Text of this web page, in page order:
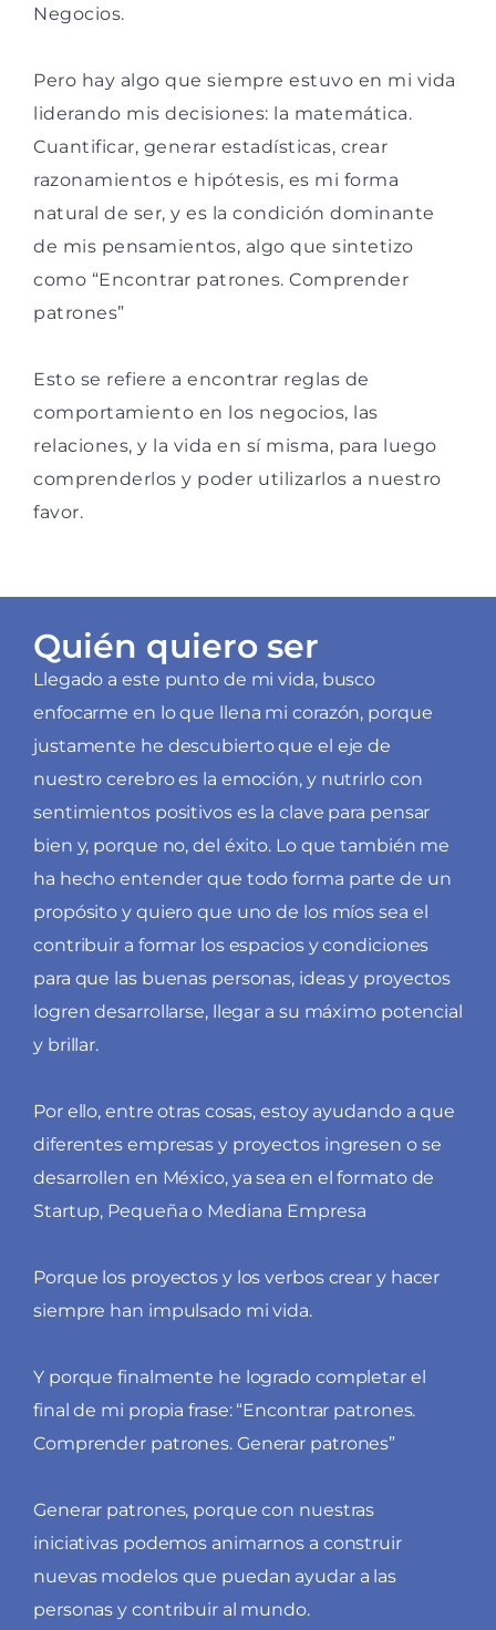
Negocios.
Pero hay algo que siempre estuvo en mi vida
liderando mis decisiones: la matemática.
Cuantificar, generar estadísticas, crear
razonamientos e hipótesis, es mi forma
natural de ser, y es la condición dominante
de mis pensamientos, algo que sintetizo
como “Encontrar patrones. Comprender
patrones”
Esto se refiere a encontrar reglas de
comportamiento en los negocios, las
relaciones, y la vida en sí misma, para luego
comprenderlos y poder utilizarlos a nuestro
favor.
Quién quiero ser
Llegado a este punto de mi vida, busco
enfocarme en lo que llena mi corazón, porque
justamente he descubierto que el eje de
nuestro cerebro es la emoción, y nutrirlo con
sentimientos positivos es la clave para pensar
bien y, porque no, del éxito. Lo que también me
ha hecho entender que todo forma parte de un
propósito y quiero que uno de los míos sea el
contribuir a formar los espacios y condiciones
para que las buenas personas, ideas y proyectos
logren desarrollarse, llegar a su máximo potencial
y brillar.
Por ello, entre otras cosas, estoy ayudando a que
diferentes empresas y proyectos ingresen o se
desarrollen en México, ya sea en el formato de
Startup, Pequeña o Mediana Empresa
Porque los proyectos y los verbos crear y hacer
siempre han impulsado mi vida.
Y porque finalmente he logrado completar el
final de mi propia frase: “Encontrar patrones.
Comprender patrones. Generar patrones”
Generar patrones, porque con nuestras
iniciativas podemos animarnos a construir
nuevas modelos que puedan ayudar a las
personas y contribuir al mundo.